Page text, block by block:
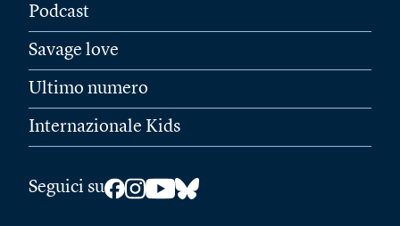
Podcast
Savage love
Ultimo numero
Internazionale Kids
Seguici su